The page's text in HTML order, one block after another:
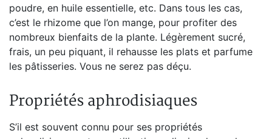
poudre, en huile essentielle, etc. Dans tous les cas,
c’est le rhizome que l’on mange, pour profiter des
nombreux bienfaits de la plante. Légèrement sucré,
frais, un peu piquant, il rehausse les plats et parfume
les pâtisseries. Vous ne serez pas déçu.
Propriétés aphrodisiaques
S’il est souvent connu pour ses propriétés